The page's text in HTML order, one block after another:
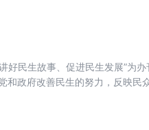
好民生故事、促进民生发展”为
和政府改善民生的努力，反映民